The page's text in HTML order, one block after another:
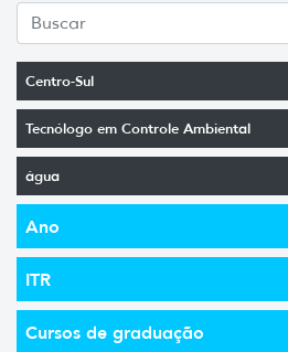
Centro-Sul
Tecnólogo em Controle Ambiental
água
Ano
ITR
Cursos de graduação